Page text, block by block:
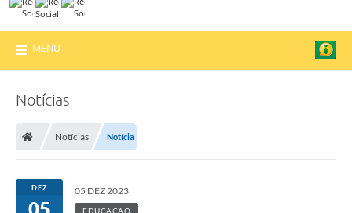
MENU
Notícias
Notícias Notícia
DEZ 05 DEZ 2023
EDUCAÇÃO